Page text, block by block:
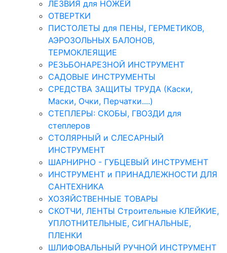
ЛЕЗВИЯ для НОЖЕЙ
ОТВЕРТКИ
ПИСТОЛЕТЫ для ПЕНЫ, ГЕРМЕТИКОВ,
АЭРОЗОЛЬНЫХ БАЛОНОВ,
ТЕРМОКЛЕЯЩИЕ
РЕЗЬБОНАРЕЗНОЙ ИНСТРУМЕНТ
САДОВЫЕ ИНСТРУМЕНТЫ
СРЕДСТВА ЗАЩИТЫ ТРУДА (Каски,
Маски, Очки, Перчатки....)
СТЕПЛЕРЫ: СКОБЫ, ГВОЗДИ для
степлеров
СТОЛЯРНЫЙ и СЛЕСАРНЫЙ
ИНСТРУМЕНТ
ШАРНИРНО - ГУБЦЕВЫЙ ИНСТРУМЕНТ
ИНСТРУМЕНТ и ПРИНАДЛЕЖНОСТИ ДЛЯ
САНТЕХНИКА
ХОЗЯЙСТВЕННЫЕ ТОВАРЫ
СКОТЧИ, ЛЕНТЫ Строительные КЛЕЙКИЕ,
УПЛОТНИТЕЛЬНЫЕ, СИГНАЛЬНЫЕ,
ПЛЕНКИ
ШЛИФОВАЛЬНЫЙ РУЧНОЙ ИНСТРУМЕНТ